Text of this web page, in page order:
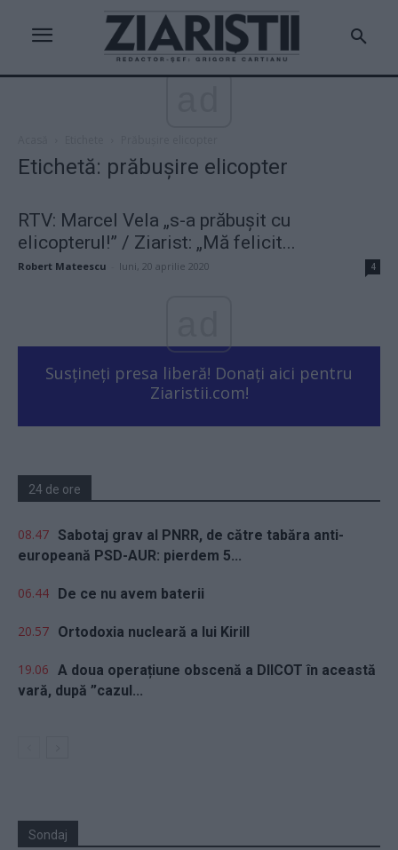
Etichetă: prăbușire elicopter
RTV: Marcel Vela „s-a prăbușit cu
elicopterul!” / Ziarist: „Mă felicit...
Robert Mateescu luni, 20 aprilie 2020 4
Susțineți presa liberă! Donați aici pentru
Ziaristii.com!
24 de ore
08.47 Sabotaj grav al PNRR, de către tabăra anti-
europeană PSD-AUR: pierdem 5...
06.44 De ce nu avem baterii
20.57 Ortodoxia nucleară a lui Kirill
19.06 A doua operațiune obscenă a DIICOT în această
vară, după ”cazul...
Sondaj